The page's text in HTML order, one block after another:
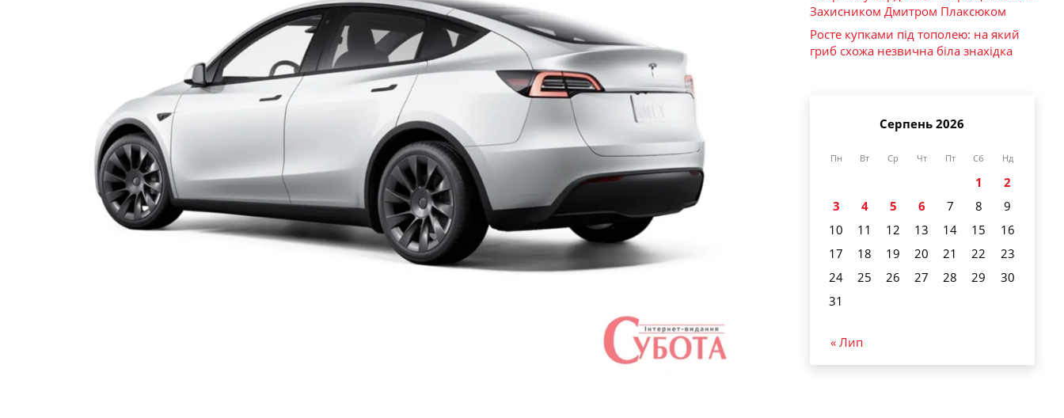
Захисником Дмитром Плаксюком
Росте купками під тополею: на який
гриб схожа незвична біла знахідка
Серпень 2026
Пн Вт Ср Чт Пт Сб Нд
1
2
3
4 5 6 7 8
9
10
11 12 13 14 15
16
17
18 19 20 21 22
23
24
25 26 27 28 29
30
31
« Лип